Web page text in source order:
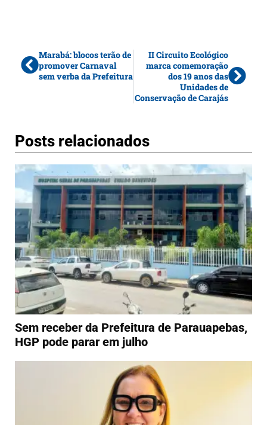
Marabá: blocos terão de
promover Carnaval
sem verba da Prefeitura
II Circuito Ecológico
marca comemoração
dos 19 anos das
Unidades de
Conservação de Carajás
Posts relacionados
Sem receber da Prefeitura de Parauapebas,
HGP pode parar em julho